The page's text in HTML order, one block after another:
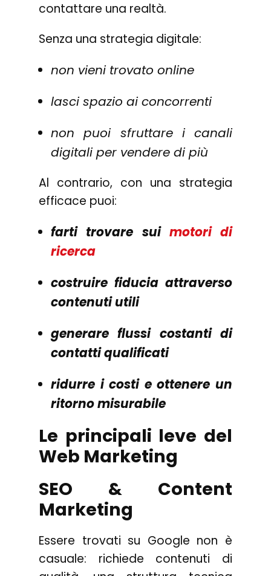
contattare una realtà.
Senza una strategia digitale:
non vieni trovato online
lasci spazio ai concorrenti
non puoi sfruttare i canali
digitali per vendere di più
Al contrario, con una strategia
efficace puoi:
farti trovare sui motori di
ricerca
costruire fiducia attraverso
contenuti utili
generare flussi costanti di
contatti qualificati
ridurre i costi e ottenere un
ritorno misurabile
Le principali leve del
Web Marketing
SEO & Content
Marketing
Essere trovati su Google non è
casuale: richiede contenuti di